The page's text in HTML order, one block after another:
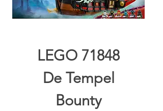
LEGO 71848
De Tempel
Bounty